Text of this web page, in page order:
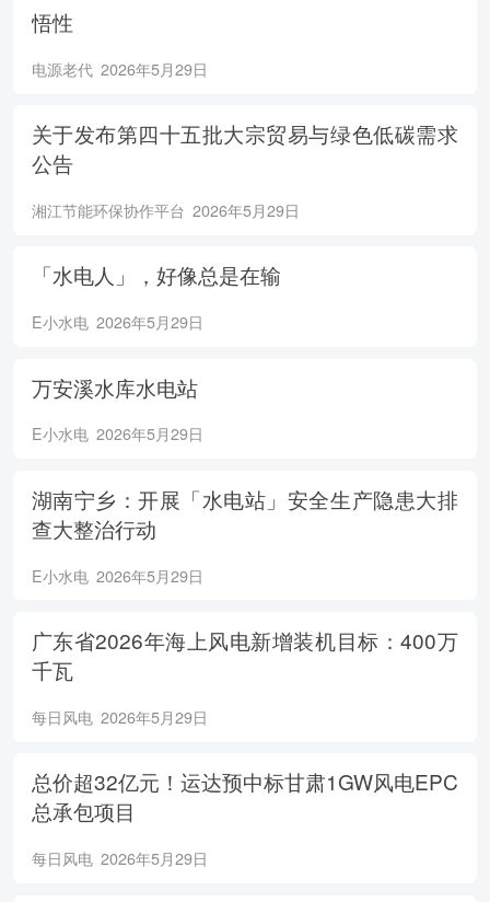
悟性
电源老代 2026年5月29日
关于发布第四十五批大宗贸易与绿色低碳需求
公告
湘江节能环保协作平台 2026年5月29日
「水电人」，好像总是在输
E小水电 2026年5月29日
万安溪水库水电站
E小水电 2026年5月29日
湖南宁乡：开展「水电站」安全生产隐患大排
查大整治行动
E小水电 2026年5月29日
广东省2026年海上风电新增装机目标：400万
千瓦
每日风电 2026年5月29日
总价超32亿元！运达预中标甘肃1GW风电EPC
总承包项目
每日风电 2026年5月29日